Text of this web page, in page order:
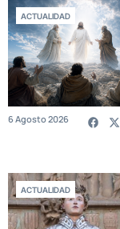
ACTUALIDAD
6 Agosto 2026
ACTUALIDAD